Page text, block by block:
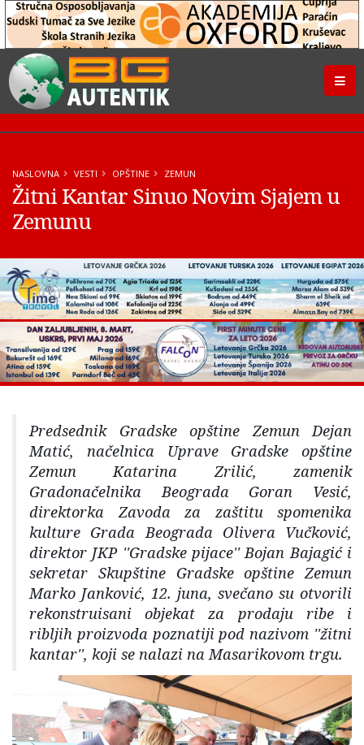
NASLOVNA VESTI OPŠTINE ZEMUN
Žitni Kantar Sinuo Novim Sjajem u
Zemunu
Predsednik Gradske opštine Zemun Dejan
Matić, načelnica Uprave Gradske opštine
Zemun Katarina Zrilić, zamenik
Gradonačelnika Beograda Goran Vesić,
direktorka Zavoda za zaštitu spomenika
kulture Grada Beograda Olivera Vučković,
direktor JKP ''Gradske pijace'' Bojan Bajagić i
sekretar Skupštine Gradske opštine Zemun
Marko Janković, 12. juna, svečano su otvorili
rekonstruisani objekat za prodaju ribe i
ribljih proizvoda poznatiji pod nazivom ''žitni
kantar'', koji se nalazi na Masarikovom trgu.